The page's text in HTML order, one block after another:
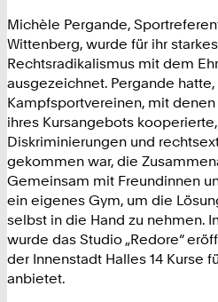
Michèle Pergande,
Wittenberg, wurde für ihr
Rechtsradikalismus mit dem
ausgezeichnet. Pergande hatte,
Kampfsportvereinen, mit
ihres Kursangebots
Diskriminierungen und
gekommen war, die
Gemeinsam mit Freundinnen
ein eigenes Gym, um die
selbst in die Hand zu nehmen.
wurde das Studio „Redore“
der Innenstadt Halles 14 Kurse
anbietet.